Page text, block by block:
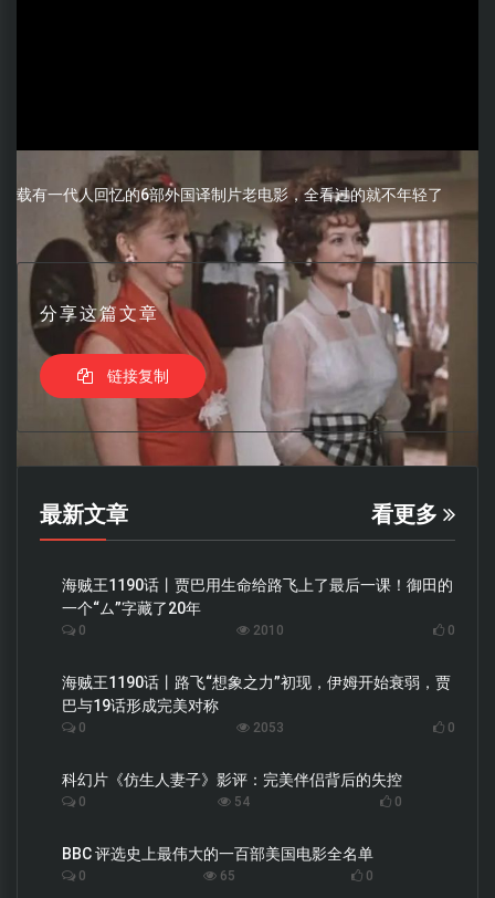
载有一代人回忆的6部外国译制片老电影，全看过的就不年轻了
分享这篇文章
链接复制
最新文章 看更多
海贼王1190话丨贾巴用生命给路飞上了最后一课！御田的
一个“ム”字藏了20年
0 2010 0
海贼王1190话丨路飞“想象之力”初现，伊姆开始衰弱，贾
巴与19话形成完美对称
0 2053 0
科幻片《仿生人妻子》影评：完美伴侣背后的失控
0 54 0
BBC 评选史上最伟大的一百部美国电影全名单
0 65 0